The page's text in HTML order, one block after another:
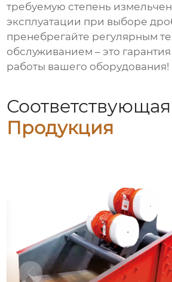
требуемую степень
эксплуатации при выборе
пренебрегайте регулярным
обслуживанием – это
работы вашего оборудования!
Соответствующая
Продукция